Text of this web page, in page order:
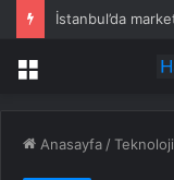
Menü
Anasayfa /Teknoloji